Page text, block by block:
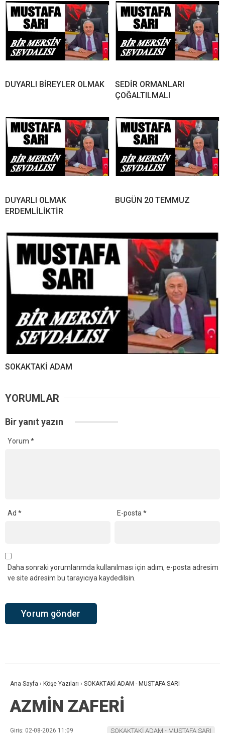
DUYARLI BİREYLER OLMAK
SEDİR ORMANLARI
ÇOĞALTILMALI
DUYARLI OLMAK
ERDEMLİLİKTİR
BUGÜN 20 TEMMUZ
SOKAKTAKİ ADAM
YORUMLAR
Bir yanıt yazın
Yorum *
Ad * E-posta*
Daha sonraki yorumlarımda kullanılması için adım, e-posta adresim
ve site adresim bu tarayıcıya kaydedilsin.
Ana Sayfa › Köşe Yazıları › SOKAKTAKİ ADAM - MUSTAFA SARI
AZMİN ZAFERİ
Giriş: 02-08-2026 11:09 SOKAKTAKİ ADAM - MUSTAFA SARI